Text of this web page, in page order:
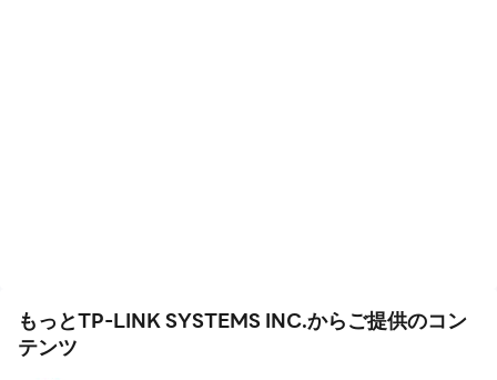
もっとTP-LINK SYSTEMS INC.からご提供のコン
テンツ